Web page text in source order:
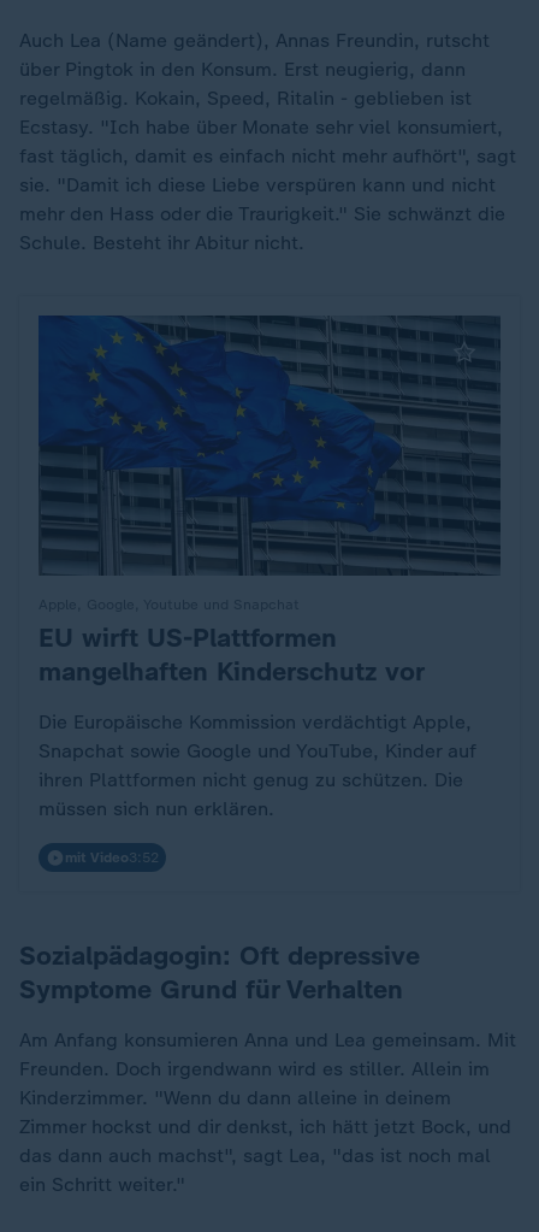
Auch Lea (Name geändert), Annas Freundin, rutscht
über Pingtok in den Konsum. Erst neugierig, dann
regelmäßig. Kokain, Speed, Ritalin - geblieben ist
Ecstasy. "Ich habe über Monate sehr viel konsumiert,
fast täglich, damit es einfach nicht mehr aufhört", sagt
sie. "Damit ich diese Liebe verspüren kann und nicht
mehr den Hass oder die Traurigkeit." Sie schwänzt die
Schule. Besteht ihr Abitur nicht.
:EU wirft US-Plattformen
mangelhaften Kinderschutz vor
Die Europäische Kommission verdächtigt Apple,
Snapchat sowie Google und YouTube, Kinder auf
ihren Plattformen nicht genug zu schützen. Die
müssen sich nun erklären.
mit Video3:52
Sozialpädagogin: Oft depressive
Symptome Grund für Verhalten
Am Anfang konsumieren Anna und Lea gemeinsam. Mit
Freunden. Doch irgendwann wird es stiller. Allein im
Kinderzimmer. "Wenn du dann alleine in deinem
Zimmer hockst und dir denkst, ich hätt jetzt Bock, und
das dann auch machst", sagt Lea, "das ist noch mal
ein Schritt weiter."